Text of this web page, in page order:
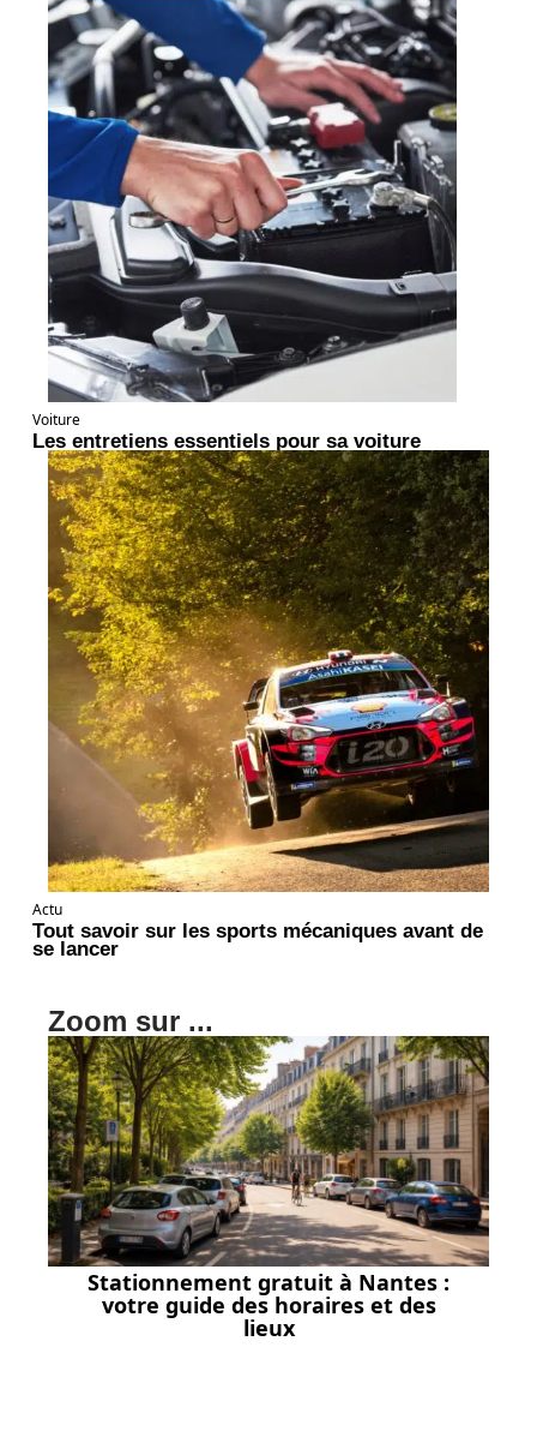
Voiture
Les entretiens essentiels pour sa voiture
Actu
Tout savoir sur les sports mécaniques avant de
se lancer
Zoom sur ...
Stationnement gratuit à Nantes :
votre guide des horaires et des
lieux